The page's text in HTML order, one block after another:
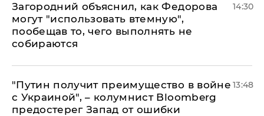
Загородний объяснил, как Федорова
могут "использовать втемную",
пообещав то, чего выполнять не
собираются
14:30
"Путин получит преимущество в войне
с Украиной", – колумнист Bloomberg
предостерег Запад от ошибки
13:48